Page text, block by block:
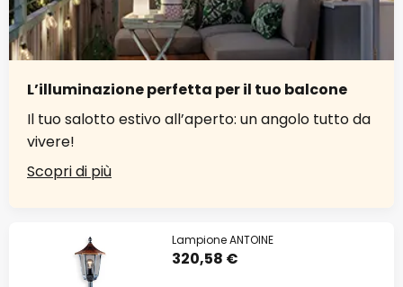
L’illuminazione perfetta per il tuo balcone
Il tuo salotto estivo all’aperto: un angolo tutto da
vivere!
Scopri di più
Lampione ANTOINE
320,58 €